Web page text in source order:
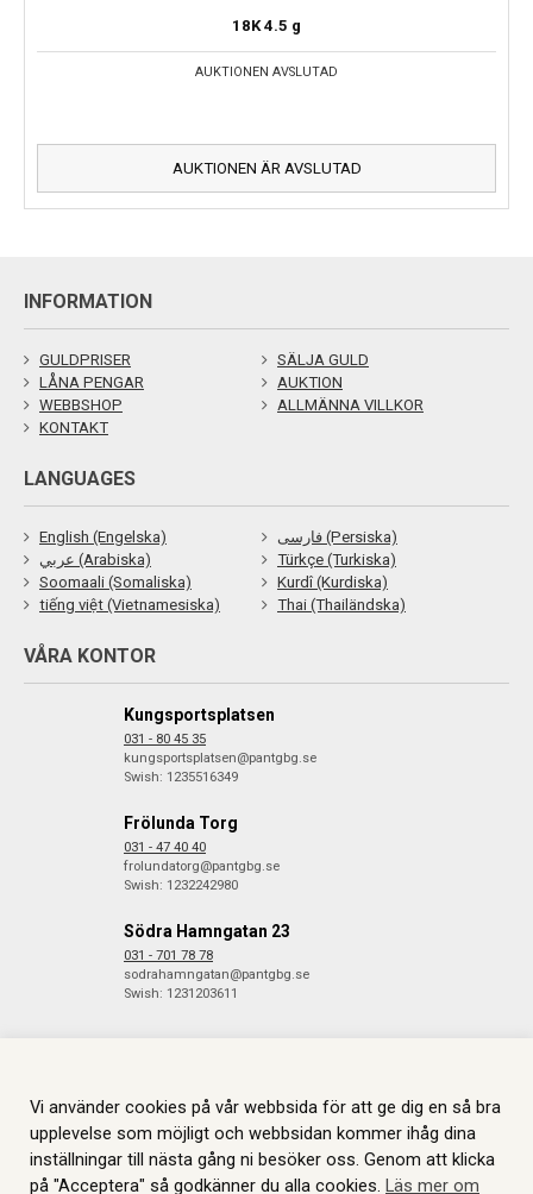
18K 4.5 g
AUKTIONEN AVSLUTAD
AUKTIONEN ÄR AVSLUTAD
INFORMATION
GULDPRISER
SÄLJA GULD
LÅNA PENGAR
AUKTION
WEBBSHOP
ALLMÄNNA VILLKOR
KONTAKT
LANGUAGES
English (Engelska)
فارسی (Persiska)
عربي (Arabiska)
Türkçe (Turkiska)
Soomaali (Somaliska)
Kurdî (Kurdiska)
tiếng việt (Vietnamesiska)
Thai (Thailändska)
VÅRA KONTOR
Kungsportsplatsen
031 - 80 45 35
kungsportsplatsen@pantgbg.se
Swish: 1235516349
Frölunda Torg
031 - 47 40 40
frolundatorg@pantgbg.se
Swish: 1232242980
Södra Hamngatan 23
031 - 701 78 78
sodrahamngatan@pantgbg.se
Swish: 1231203611
© 2026 Göteborgs Pantbank. Alla rättigheter reserverade. Information
om Cookies.Skapas i samarbete medJGL.
Vi använder cookies på vår webbsida för att ge dig en så bra
upplevelse som möjligt och webbsidan kommer ihåg dina
inställningar till nästa gång ni besöker oss. Genom att klicka
på "Acceptera" så godkänner du alla cookies. Läs mer om